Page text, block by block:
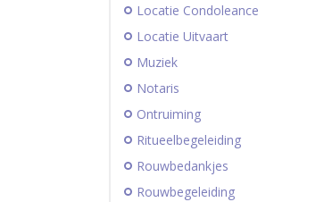
Locatie Condoleance
Locatie Uitvaart
Muziek
Notaris
Ontruiming
Ritueelbegeleiding
Rouwbedankjes
Rouwbegeleiding